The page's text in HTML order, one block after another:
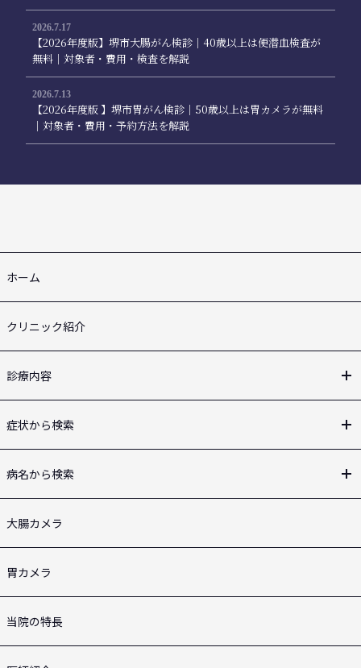
2026.7.17
【2026年度版】堺市大腸がん検診｜40歳以上は便潜血検査が
無料｜対象者・費用・検査を解説
2026.7.13
【2026年度版 】堺市胃がん検診｜50歳以上は胃カメラが無料
｜対象者・費用・予約方法を解説
ホーム
クリニック紹介
診療内容
症状から検索
病名から検索
大腸カメラ
胃カメラ
当院の特長